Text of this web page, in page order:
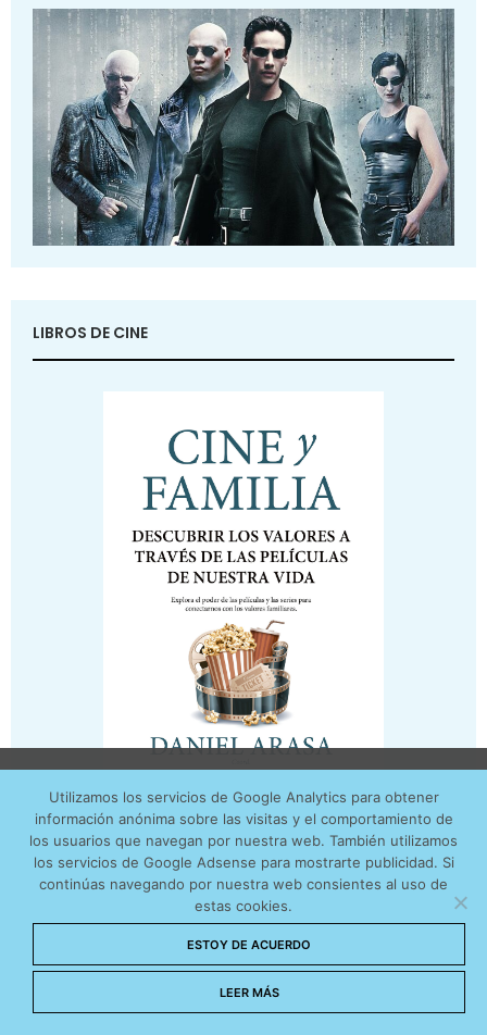
LIBROS DE CINE
Utilizamos los servicios de Google Analytics para obtener
información anónima sobre las visitas y el comportamiento de
los usuarios que navegan por nuestra web. También utilizamos
los servicios de Google Adsense para mostrarte publicidad. Si
continúas navegando por nuestra web consientes al uso de
estas cookies.
ESTOY DE ACUERDO
LEER MÁS
tráfico web que recibimos y conocer los servicios que
más os interesan. Puede cambiar las preferencias y
obtener más información sobre las cookies que
utilizamos en nuestra Política de cookies
Aceptar cookies
No permitir cookies